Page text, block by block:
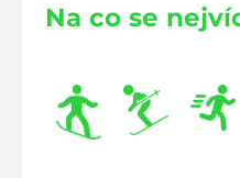
Na co se